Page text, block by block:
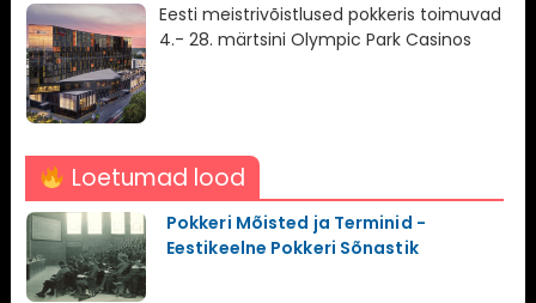
Eesti meistrivõistlused pokkeris toimuvad
4.- 28. märtsini Olympic Park Casinos
Loetumad lood
Pokkeri Mõisted ja Terminid -
Eestikeelne Pokkeri Sõnastik